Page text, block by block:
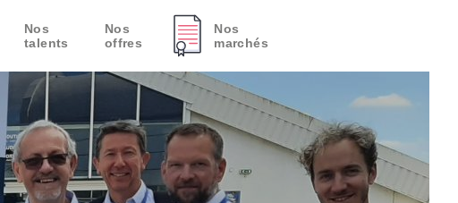
Nos
talents
Nos
offres
Nos
marchés